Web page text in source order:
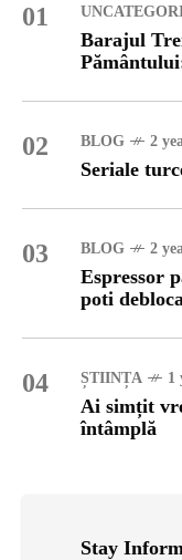
01
Barajul
02 BLOG 2
Seriale
03 BLOG 2
Espressor
poti debloca
04 ȘTIINȚA 1
Ai simțit
întâmplă
Stay